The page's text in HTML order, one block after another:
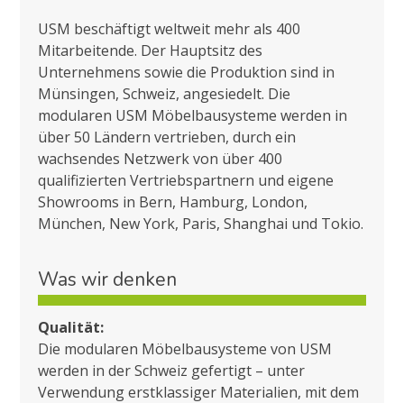
USM beschäftigt weltweit mehr als 400
Mitarbeitende. Der Hauptsitz des
Unternehmens sowie die Produktion sind in
Münsingen, Schweiz, angesiedelt. Die
modularen USM Möbelbausysteme werden in
über 50 Ländern vertrieben, durch ein
wachsendes Netzwerk von über 400
qualifizierten Vertriebspartnern und eigene
Showrooms in Bern, Hamburg, London,
München, New York, Paris, Shanghai und Tokio.
Was wir denken
Qualität:
Die modularen Möbelbausysteme von USM
werden in der Schweiz gefertigt – unter
Verwendung erstklassiger Materialien, mit dem